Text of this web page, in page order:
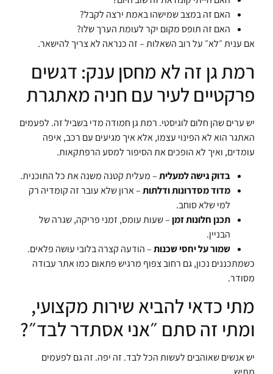
האם זה במצב שמישהו באמת ירצה לקבל?
האם זה תופס מקום יקר לעומת הערך שלו?
אם ענית ״לא״ על רוב השאלות – זה כנראה לא צריך להישאר.
רמת גן זה לא מחסן ענק: דגשים
פרקטיים לעיר עם חניה מאתגרת
יש ערים שהן חלום לוגיסטי. רמת גן חמודה מדי בשביל זה. לפעמים
האתגר הוא לא הפינוי עצמו, אלא איך מגיעים עם רכב, איפה
עומדים, ואיך לא הופכים את הסיפור למסע הרפתקאות.
בדוק גישה למעלית– מעלית קטנה משנה את כל התוכנית.
מדוד מסדרונות ודלתות– ארון שלא עובר זה קומדיה רק
למי שלא סוחב.
תכנן חלונות זמן– שעות עומס, זמני פריקה, שגרה של
הבניין.
שמור על יחסי שכנות– הודעה קצרה בלובי עושה פלאים.
כשמתכננים נכון, גם רחוב צפוף מרגיש פתאום כמו אתר עבודה
מסודר.
מתי כדאי להביא שירות מקצועי,
ומתי זה סתם ״אני אסתדר לבד״?
יש אנשים שאוהבים לעשות הכל לבד. זה יפה. זה גם לפעמים